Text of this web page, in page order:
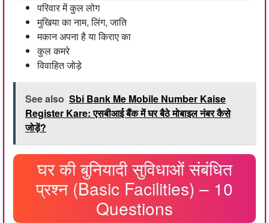
परिवार में कुल लोग
मुखिया का नाम, लिंग, जाति
मकान अपना है या किराए का
कुल कमरे
विवाहित जोड़े
See also Sbi Bank Me Mobile Number Kaise
Register Kare: एसबीआई बैंक में घर बैठे मोबाइल नंबर कैसे
जोड़ें?
घर की बुनियादी सुविधाओं संबंधित
प्रश्न (Basic Facilities) – 10
Questions